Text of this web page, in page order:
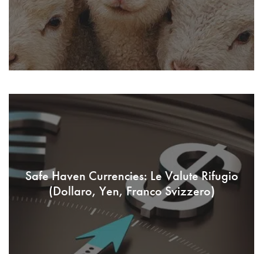
Safe Haven Currencies: Le Valute Rifugio
(Dollaro, Yen, Franco Svizzero)